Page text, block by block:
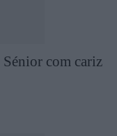
com cariz